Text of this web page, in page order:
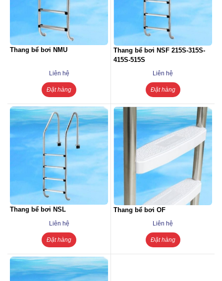
Thang bể bơi NMU
Liên hệ
Đặt hàng
Thang bể bơi NSF 215S-315S-
415S-515S
Liên hệ
Đặt hàng
Thang bể bơi NSL
Liên hệ
Đặt hàng
Thang bể bơi OF
Liên hệ
Đặt hàng